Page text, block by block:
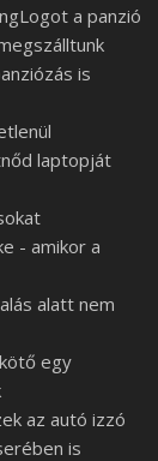
a panzió
is
laptopját
- amikor a
alatt nem
egy
az autó izzó
is